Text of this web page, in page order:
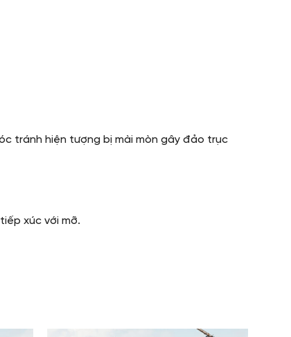
tránh hiện tượng bị mài mòn gây đảo trục
xúc với mỡ.